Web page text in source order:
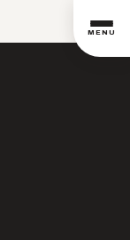
MENU